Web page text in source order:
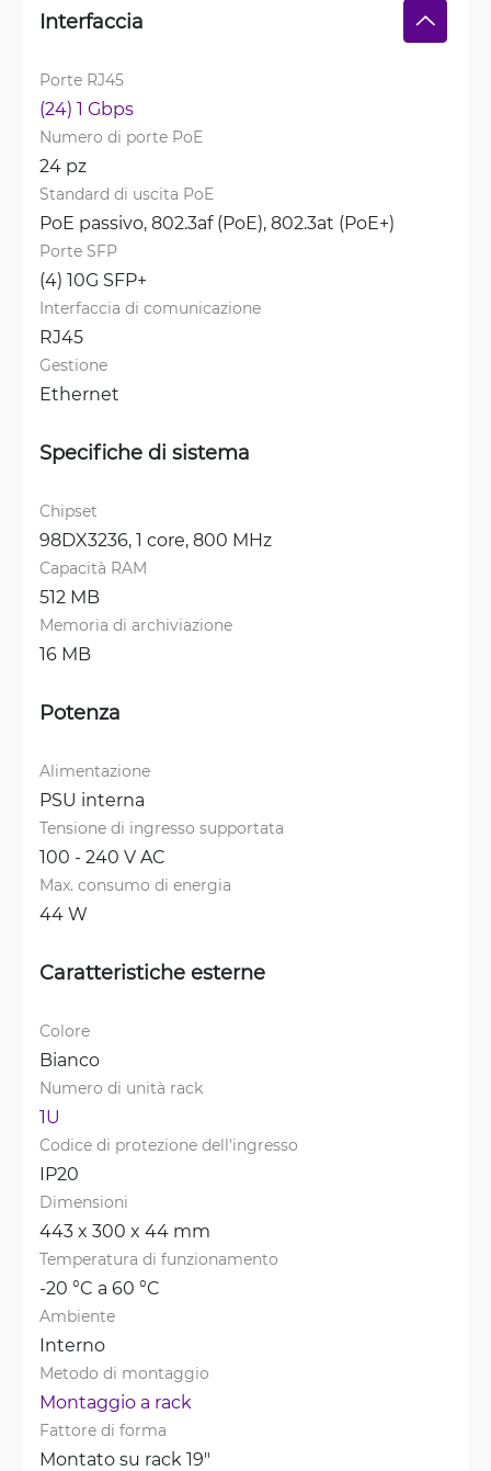
Interfaccia
Porte RJ45
(24) 1 Gbps
Numero di porte PoE
24 pz
Standard di uscita PoE
PoE passivo, 802.3af (PoE), 802.3at (PoE+)
Porte SFP
(4) 10G SFP+
Interfaccia di comunicazione
RJ45
Gestione
Ethernet
Specifiche di sistema
Chipset
98DX3236, 1 core, 800 MHz
Capacità RAM
512 MB
Memoria di archiviazione
16 MB
Potenza
Alimentazione
PSU interna
Tensione di ingresso supportata
100 - 240 V AC
Max. consumo di energia
44 W
Caratteristiche esterne
Colore
Bianco
Numero di unità rack
1U
Codice di protezione dell'ingresso
IP20
Dimensioni
443 x 300 x 44 mm
Temperatura di funzionamento
-20 °C a 60 °C
Ambiente
Interno
Metodo di montaggio
Montaggio a rack
Fattore di forma
Montato su rack 19"